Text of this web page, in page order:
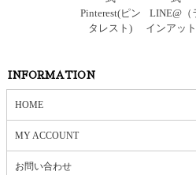
INFORMATION
HOME
MY ACCOUNT
お問い合わせ